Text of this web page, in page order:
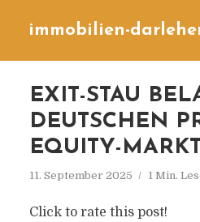
immobilien-
EXIT-STAU
DEUTSCHEN
EQUITY-MARKT
11. September 2025 1 Min.
Click to rate this post!